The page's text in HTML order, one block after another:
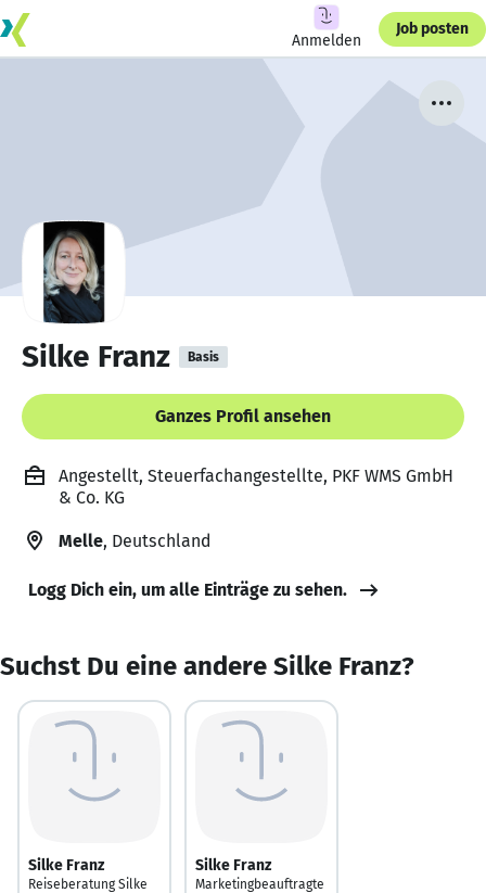
Anmelden
Job posten
Silke Franz Basis
Ganzes Profil ansehen
Angestellt, Steuerfachangestellte, PKF WMS GmbH
& Co. KG
Melle, Deutschland
Logg Dich ein, um alle Einträge zu sehen.
Suchst Du eine andere Silke Franz?
Silke Franz
Reiseberatung Silke
Silke Franz
Marketingbeauftragte